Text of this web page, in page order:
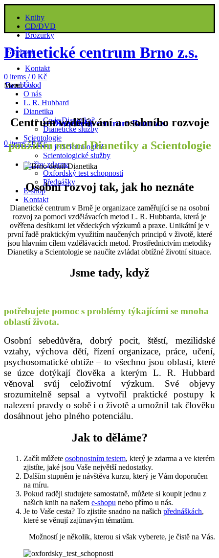
Knihy
CD/DVD
Brožurky
Facebook
Kontakt
Facebook
Dianetické centrum Brno z.s.
0 items / 0 Kč
Menu
Dianetické centrum Brno z.s.
0items / 0Kč
Úvod
O nás
L. R. Hubbard
Dianetika
Co je Dianetika?
Dianetické služby
Scientologie
Co je Scientologie?
Scientologické služby
Služby zdarma
Oxfordský test schopností
Přednášky
E-shop
Kontakt
Centrum vzdělávání a osobního rozvoje
použitím metod Dianetiky a Scientologie
Osobní rozvoj tak, jak ho neznáte
Dianetické centrum v Brně je organizace zaměřující se na osobní
rozvoj za pomoci vzdělávacích metod L. R. Hubbarda, která je
ověřena desítkami let vědeckých výzkumů a praxe. Unikátní je v
první řadě praktickým využitím naučených principů v životě, které
jsou hlavním cílem vzdělávacích metod. Prostřednictvím metodiky
Dianetiky a Scientologie se naučíte zvládat obtížné životní situace.
Jsme tady, když
potřebujete pomoc s problémy týkajícími se mnoha
oblastí života.
Osobní sebedůvěra, dobrý pocit, štěstí, mezilidské
vztahy, výchova dětí, řízení organizace, práce, učení,
psychosomatické obtíže – to všechno jsou oblasti, které
se úzce dotýkají člověka a kterým L. R. Hubbard
věnoval svůj celoživotní výzkum. Své objevy
srozumitelně sepsal a vytvořil praktické postupy k
nalezení pravdy o sobě i o životě a umožnil tak člověku
dosáhnout jeho plného potenciálu.
Jak to děláme?
Začít můžete osobnostním testem, který je zdarma a ve kterém
zjistíte, jaké jsou Vaše největší nedostatky.
Dalším stupněm je návštěva kurzu, který je Vám doporučen
na míru.
Pokud raději studujete samostatně, můžete si koupit jednu z
našich knih na našem e-shopu nebo přímo u nás.
Je to Vaše cesta? To zjistíte snadno na našich přednáškách,
které se věnují zajímavým tématům.
Možností je několik, kterou si však vyberete, je čistě na Vás.